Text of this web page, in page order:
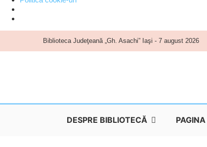
content
Biblioteca Judeţeană „Gh. Asachi” Iaşi - 7 august 2026
DESPRE BIBLIOTECĂ